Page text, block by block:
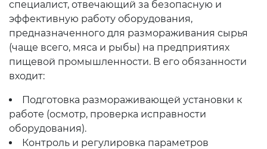
специалист, отвечающий за безопасную и
эффективную работу оборудования,
предназначенного для размораживания сырья
(чаще всего, мяса и рыбы) на предприятиях
пищевой промышленности. В его обязанности
входит:
Подготовка размораживающей установки к
работе (осмотр, проверка исправности
оборудования).
Контроль и регулировка параметров